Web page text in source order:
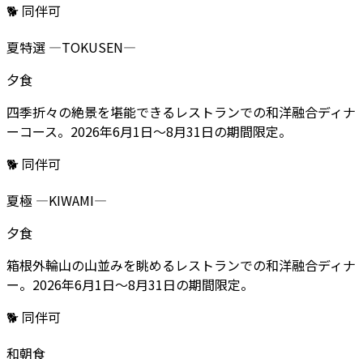
🐕 同伴可
夏特選 ―TOKUSEN―
夕食
四季折々の絶景を堪能できるレストランでの和洋融合ディナ
ーコース。2026年6月1日～8月31日の期間限定。
🐕 同伴可
夏極 ―KIWAMI―
夕食
箱根外輪山の山並みを眺めるレストランでの和洋融合ディナ
ー。2026年6月1日～8月31日の期間限定。
🐕 同伴可
和朝食